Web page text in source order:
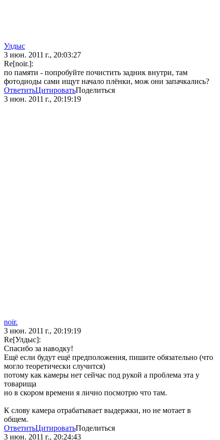
Улдыс
3 июн. 2011 г., 20:03:27
Re[noir.]:
по памяти - попробуйте почистить задник внутри, там
фотодиоды сами ищут начало плёнки, мож они запачкались?
ОтветитьЦитироватьПоделиться
3 июн. 2011 г., 20:19:19
noir.
3 июн. 2011 г., 20:19:19
Re[Улдыс]:
Спасибо за наводку!
Ещё если будут ещё предположения, пишите обязательно (что
могло теоретически случится)
потому как камеры нет сейчас под рукой а проблема эта у
товарища
но в скором времени я лично посмотрю что там.
К слову камера отрабатывает выдержки, но не мотает в
общем.
ОтветитьЦитироватьПоделиться
3 июн. 2011 г., 20:24:43